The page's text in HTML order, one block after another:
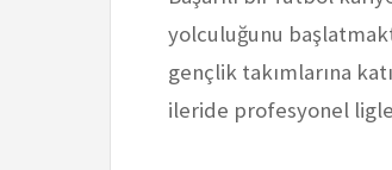
yolculuğunu
gençlik takımlarına
ileride profesyonel